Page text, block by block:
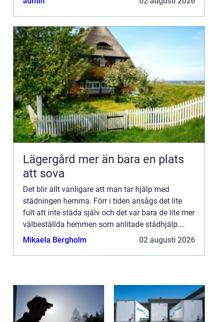
Lägergård mer än bara en plats
att sova
Det blir allt vanligare att man tar hjälp med
städningen hemma. Förr i tiden ansågs det lite
fult att inte städa själv och det var bara de lite mer
välbeställda hemmen som anlitade städhjälp.
Så...
Mikaela Bergholm 02 augusti 2026